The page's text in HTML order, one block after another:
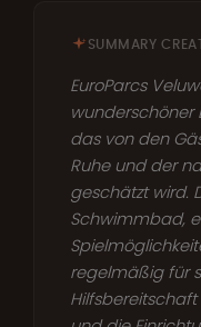
SUMMARY
EuroParcs
wunderschöner
das von den
Ruhe und der
geschätzt wird.
Schwimmbad,
regelmäßig für